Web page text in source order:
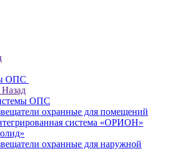
ОПС
Назад
ОПС
охранные для помещений
система «ОРИОН»
охранные для наружной